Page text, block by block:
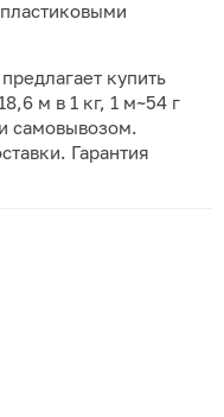
купить
м в 1 кг, 1 м~54 г
самовывозом.
Гарантия